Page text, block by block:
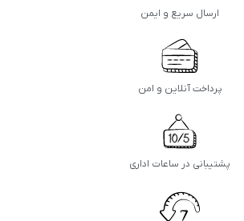
ارسال سریع و ایمن
پرداخت آنلاین و امن
پشتیبانی در ساعات اداری